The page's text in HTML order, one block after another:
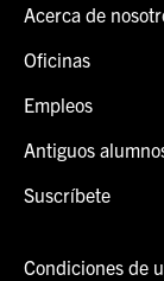
Acerca de
Oficinas
Empleos
Antiguos
Suscríbete
Condiciones de